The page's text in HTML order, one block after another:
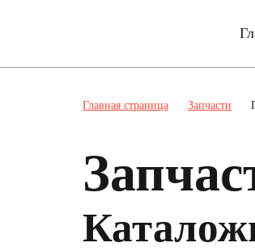
Главная страница Запчасти